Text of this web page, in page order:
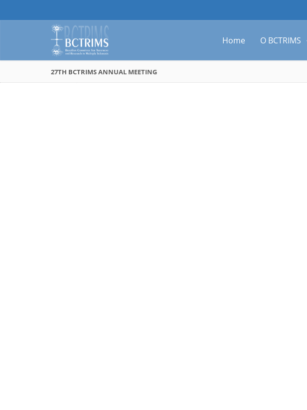
Home O BCTRIMS
27TH BCTRIMS ANNUAL MEETING